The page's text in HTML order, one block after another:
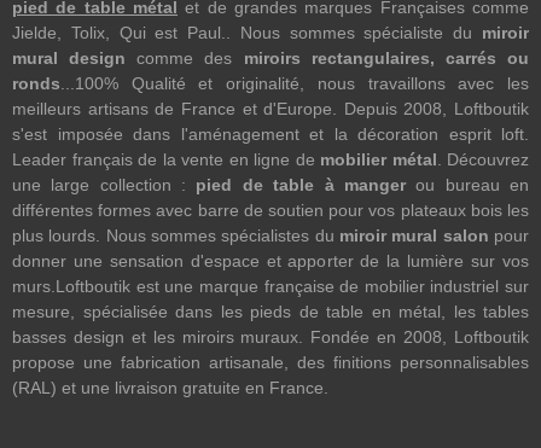
pied de table métal et de grandes marques Françaises comme
Jielde, Tolix, Qui est Paul.. Nous sommes spécialiste du miroir
mural design comme des miroirs rectangulaires, carrés ou
ronds...100% Qualité et originalité, nous travaillons avec les
meilleurs artisans de France et d'Europe. Depuis 2008, Loftboutik
s'est imposée dans l'aménagement et la décoration esprit loft.
Leader français de la vente en ligne de mobilier métal. Découvrez
une large collection : pied de table à mangerou bureau en
différentes formes avec barre de soutien pour vos plateaux bois les
plus lourds. Nous sommes spécialistes du miroir mural salon pour
donner une sensation d'espace et apporter de la lumière sur vos
murs.Loftboutik est une marque française de mobilier industriel sur
mesure, spécialisée dans les pieds de table en métal, les tables
basses design et les miroirs muraux. Fondée en 2008, Loftboutik
propose une fabrication artisanale, des finitions personnalisables
(RAL) et une livraison gratuite en France.